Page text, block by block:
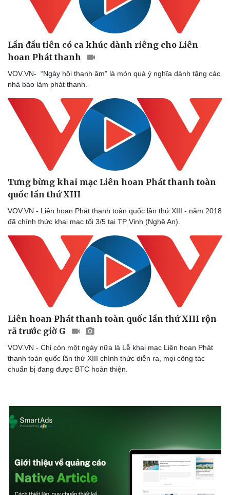
Cây thuốc
Sản phụ khoa
Làm đẹp - giảm cân
Phòng mạch online
Ăn sạch sống khỏe
Lần đầu tiên có ca khúc dành riêng cho Liên
hoan Phát thanh
VOV.VN- “Ngày hội thanh âm” là món quà ý nghĩa dành tặng các
nhà báo làm phát thanh.
Tưng bừng khai mạc Liên hoan Phát thanh toàn
quốc lần thứ XIII
VOV.VN - Liên hoan Phát thanh toàn quốc lần thứ XIII - năm 2018
đã chính thức khai mạc tối 3/5 tại TP Vinh (Nghệ An).
Liên hoan Phát thanh toàn quốc lần thứ XIII rộn
rã trước giờ G
VOV.VN - Chỉ còn một ngày nữa là Lễ khai mạc Liên hoan Phát
thanh toàn quốc lần thứ XIII chính thức diễn ra, mọi công tác
chuẩn bị đang được BTC hoàn thiện.